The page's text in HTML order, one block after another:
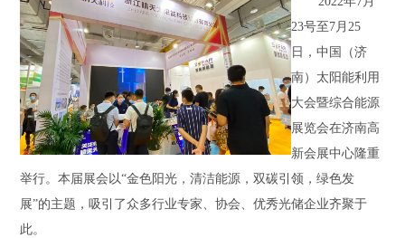
23号至7月25
日，中国（济
南）太阳能利用
大会暨综合能源
展览会在济南高
新会展中心隆重
举行。本届展会以“金色阳光，清洁能源，双碳引领，绿色发
展”的主题，吸引了众多行业专家、协会、优秀光储企业齐聚于
此。